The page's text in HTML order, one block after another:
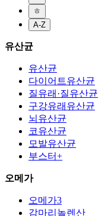
ㅎ
A-Z
유산균
유산균
다이어트유산균
질유래·질유산균
구강유래유산균
뇌유산균
코유산균
모발유산균
부스터+
오메가
오메가3
감마리놀렌산